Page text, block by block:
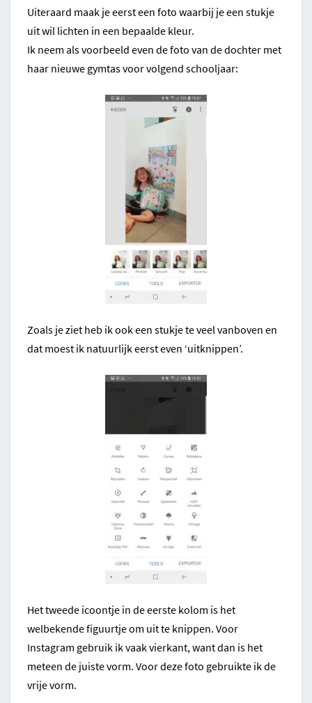
Uiteraard maak je eerst een foto waarbij je een stukje
uit wil lichten in een bepaalde kleur.
Ik neem als voorbeeld even de foto van de dochter met
haar nieuwe gymtas voor volgend schooljaar:
Zoals je ziet heb ik ook een stukje te veel vanboven en
dat moest ik natuurlijk eerst even ‘uitknippen’.
Het tweede icoontje in de eerste kolom is het
welbekende figuurtje om uit te knippen. Voor
Instagram gebruik ik vaak vierkant, want dan is het
meteen de juiste vorm. Voor deze foto gebruikte ik de
vrije vorm.